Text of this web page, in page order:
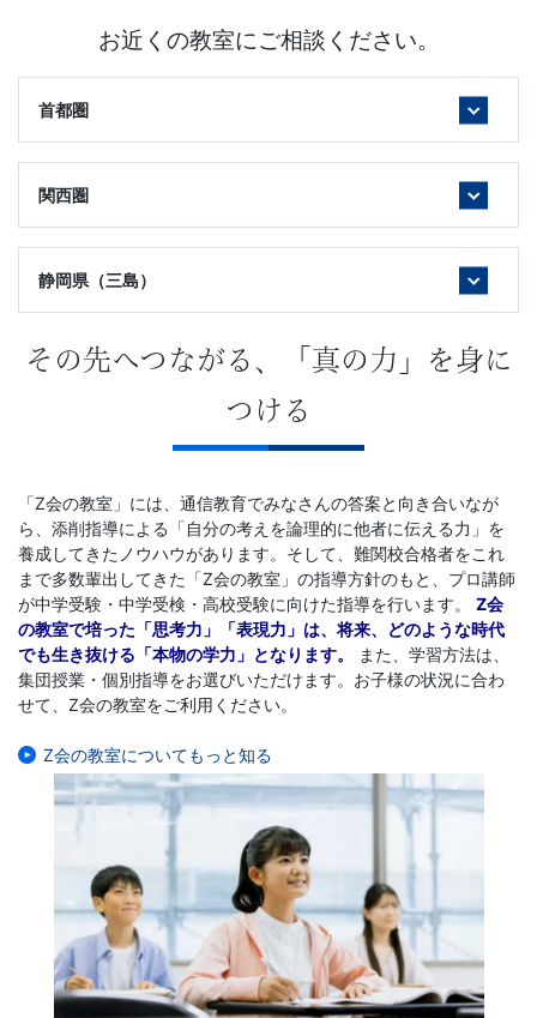
お近くの教室にご相談ください。
首都圏
関西圏
静岡県（三島）
その先へつながる、「真の力」を身に
つける
「Z会の教室」には、通信教育でみなさんの答案と向き合いなが
ら、添削指導による「自分の考えを論理的に他者に伝える力」を
養成してきたノウハウがあります。そして、難関校合格者をこれ
まで多数輩出してきた「Z会の教室」の指導方針のもと、プロ講師
が中学受験・中学受検・高校受験に向けた指導を行います。 Z会
の教室で培った「思考力」「表現力」は、将来、どのような時代
でも生き抜ける「本物の学力」となります。
また、学習方法は、
集団授業・個別指導をお選びいただけます。お子様の状況に合わ
せて、Z会の教室をご利用ください。
Z会の教室についてもっと知る